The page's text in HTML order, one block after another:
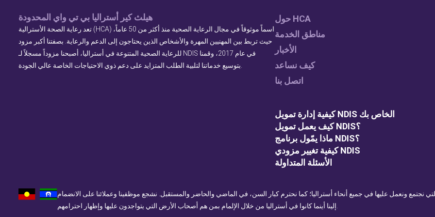
هيلث كير أستراليا بي تي واي المحدودة
تعد رعاية الصحة الأسترالية (HCA) اسماً موثوقاً في مجال الرعاية الصحية منذ أكثر من 50 عاماً،
حيث تربط بين المهنيين المهرة والأشخاص الذين يحتاجون إلى الدعم والرعاية. بصفتنا أكبر مزود
للرعاية الصحية المتنوعة في أستراليا، أصبحنا مزوداً مسجلاً لـ NDIS في عام 2017، وقمنا
بتوسيع خدماتنا لتلبية الطلب المتزايد على دعم ذوي الاحتياجات الخاصة عالي الجودة.
حول HCA
مناطق الخدمة
الأخبار
كيف نساعد
اتصل بنا
كيفية إدارة تمويل NDIS الخاص بك
كيف يعمل تمويل NDIS؟
ماذا يمّول برنامج NDIS؟
كيفية تغيير مزودي NDIS
الأسئلة المتداولة
التي نجتمع ونعمل عليها في جميع أنحاء أستراليا؛ كما نحترم كبار السن، في الماضي والحاضر والمستقبل. نشجع موظفينا وعملائنا على الانضمام
إلينا أينما كانوا في أستراليا من خلال الإلمام بمن هم أصحاب الأرض التي يتواجدون عليها وإظهار احترامهم.